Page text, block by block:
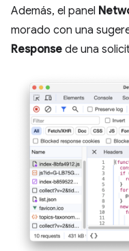
Además, el panel
morado con una
Response de una